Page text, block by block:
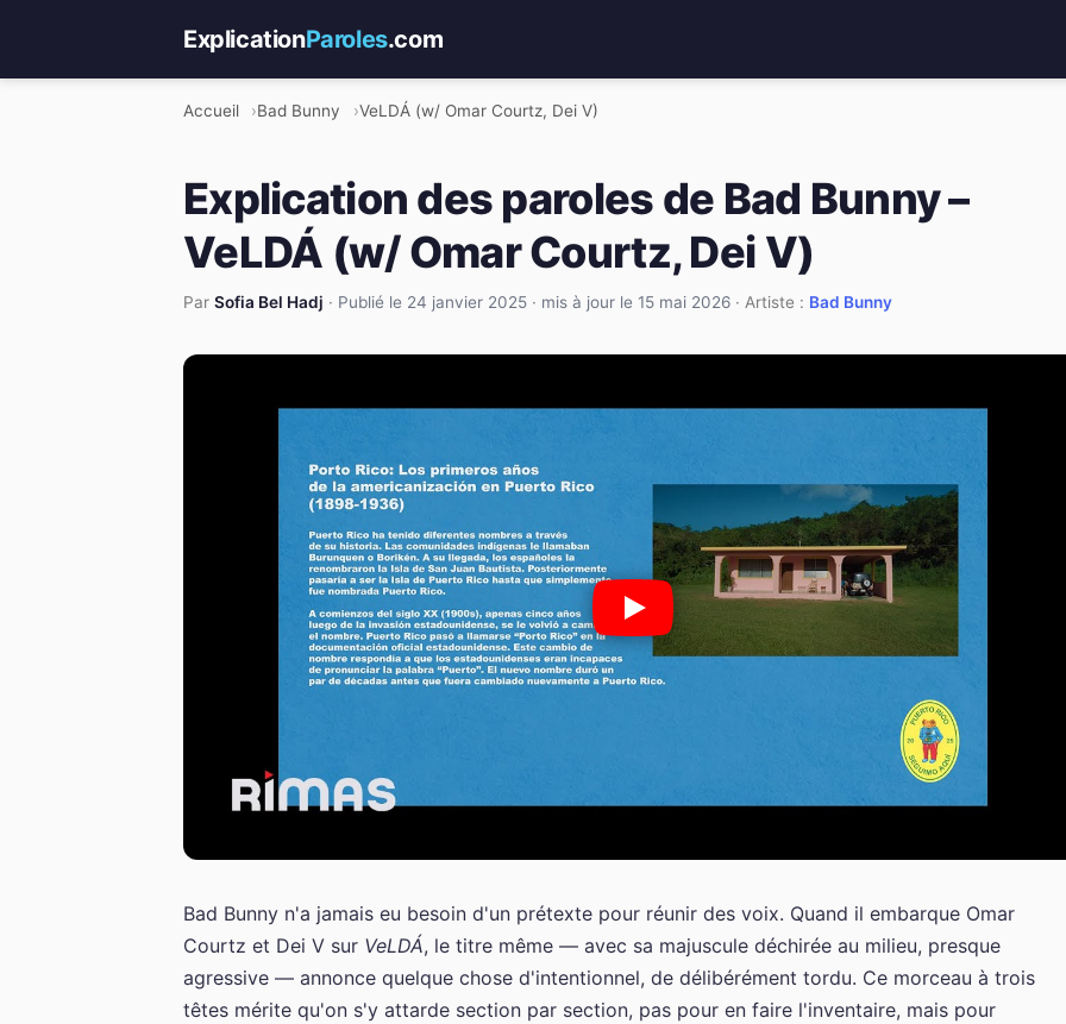
ExplicationParoles.com
Accueil Bad Bunny VeLDÁ (w/ Omar Courtz, Dei V)
Explication des paroles de Bad Bunny –
VeLDÁ (w/ Omar Courtz, Dei V)
Par Sofia Bel Hadj · Publié le 24 janvier 2025 · mis à jour le 15 mai 2026 · Artiste : Bad Bunny
Bad Bunny n'a jamais eu besoin d'un prétexte pour réunir des voix. Quand il embarque Omar
Courtz et Dei V sur VeLDÁ, le titre même — avec sa majuscule déchirée au milieu, presque
agressive — annonce quelque chose d'intentionnel, de délibérément tordu. Ce morceau à trois
têtes mérite qu'on s'y attarde section par section, pas pour en faire l'inventaire, mais pour